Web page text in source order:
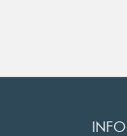
INFO